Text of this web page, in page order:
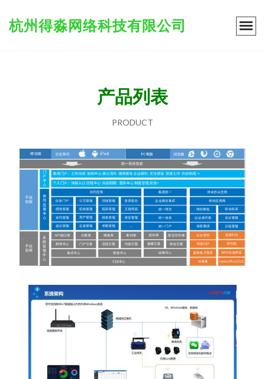
杭州得淼网络科技有限公司
产品列表
PRODUCT